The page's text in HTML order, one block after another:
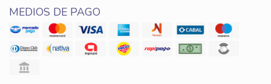
MEDIOS DE PAGO